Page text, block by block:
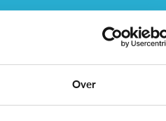
Over
Lezen
Wat is digitaal